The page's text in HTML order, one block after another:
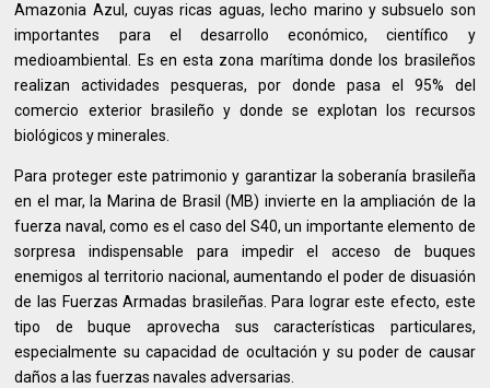
Amazonia Azul, cuyas ricas aguas, lecho marino y subsuelo son
importantes para el desarrollo económico, científico y
medioambiental. Es en esta zona marítima donde los brasileños
realizan actividades pesqueras, por donde pasa el 95% del
comercio exterior brasileño y donde se explotan los recursos
biológicos y minerales.
Para proteger este patrimonio y garantizar la soberanía brasileña
en el mar, la Marina de Brasil (MB) invierte en la ampliación de la
fuerza naval, como es el caso del S40, un importante elemento de
sorpresa indispensable para impedir el acceso de buques
enemigos al territorio nacional, aumentando el poder de disuasión
de las Fuerzas Armadas brasileñas. Para lograr este efecto, este
tipo de buque aprovecha sus características particulares,
especialmente su capacidad de ocultación y su poder de causar
daños a las fuerzas navales adversarias.